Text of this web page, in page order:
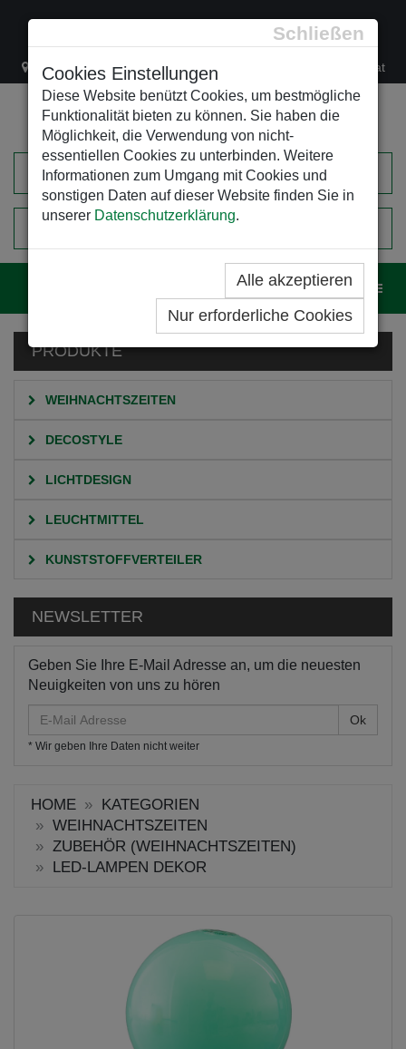
Schließen
Cookies Einstellungen
Diese Website benützt Cookies, um bestmögliche
Funktionalität bieten zu können. Sie haben die
Möglichkeit, die Verwendung von nicht-
essentiellen Cookies zu unterbinden. Weitere
Informationen zum Umgang mit Cookies und
sonstigen Daten auf dieser Website finden Sie in
unserer Datenschutzerklärung.
Alle akzeptieren
Nur erforderliche Cookies
Lacknergasse 78 +43/1/470 37 00 office@leso.at
EINKAUFSWAGEN
PRODUKTE
WEIHNACHTSZEITEN
DECOSTYLE
LICHTDESIGN
LEUCHTMITTEL
KUNSTSTOFFVERTEILER
NEWSLETTER
Geben Sie Ihre E-Mail Adresse an, um die neuesten
Neuigkeiten von uns zu hören
Mail
Adresse
* Wir geben Ihre Daten nicht weiter
HOME
KATEGORIEN
WEIHNACHTSZEITEN
ZUBEHÖR (WEIHNACHTSZEITEN)
LED-LAMPEN DEKOR